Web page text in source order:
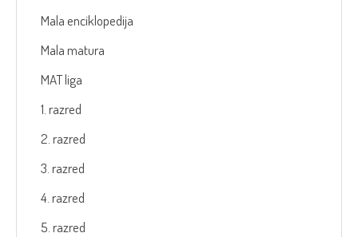
Mala enciklopedija
Mala matura
MAT liga
1. razred
2. razred
3. razred
4. razred
5. razred